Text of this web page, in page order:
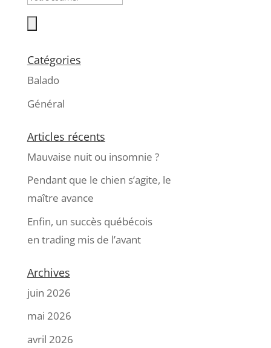
Catégories
Balado
Général
Articles récents
Mauvaise nuit ou insomnie ?
Pendant que le chien s’agite, le
maître avance
Enfin, un succès québécois
en trading mis de l’avant
Archives
juin 2026
mai 2026
avril 2026